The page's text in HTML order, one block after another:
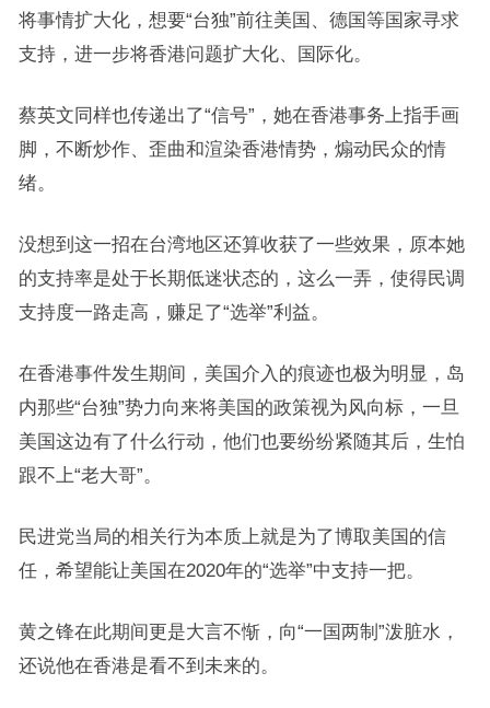
将事情扩大化，想要“台独”前往美国、德国等国家寻求
支持，进一步将香港问题扩大化、国际化。
蔡英文同样也传递出了“信号”，她在香港事务上指手画
脚，不断炒作、歪曲和渲染香港情势，煽动民众的情
绪。
没想到这一招在台湾地区还算收获了一些效果，原本她
的支持率是处于长期低迷状态的，这么一弄，使得民调
支持度一路走高，赚足了“选举”利益。
在香港事件发生期间，美国介入的痕迹也极为明显，岛
内那些“台独”势力向来将美国的政策视为风向标，一旦
美国这边有了什么行动，他们也要纷纷紧随其后，生怕
跟不上“老大哥”。
民进党当局的相关行为本质上就是为了博取美国的信
任，希望能让美国在2020年的“选举”中支持一把。
黄之锋在此期间更是大言不惭，向“一国两制”泼脏水，
还说他在香港是看不到未来的。